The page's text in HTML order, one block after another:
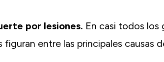
por lesiones. En casi todos los
entre las principales causas